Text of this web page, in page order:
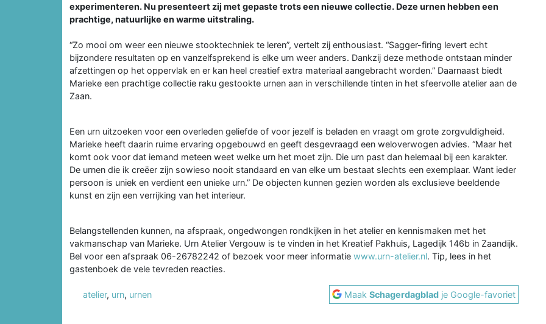
experimenteren. Nu presenteert zij met gepaste trots een nieuwe collectie. Deze urnen hebben een
prachtige, natuurlijke en warme uitstraling.
“Zo mooi om weer een nieuwe stooktechniek te leren”, vertelt zij enthousiast. “Sagger-firing levert echt
bijzondere resultaten op en vanzelfsprekend is elke urn weer anders. Dankzij deze methode ontstaan minder
afzettingen op het oppervlak en er kan heel creatief extra materiaal aangebracht worden.” Daarnaast biedt
Marieke een prachtige collectie raku gestookte urnen aan in verschillende tinten in het sfeervolle atelier aan de
Zaan.
Een urn uitzoeken voor een overleden geliefde of voor jezelf is beladen en vraagt om grote zorgvuldigheid.
Marieke heeft daarin ruime ervaring opgebouwd en geeft desgevraagd een weloverwogen advies. “Maar het
komt ook voor dat iemand meteen weet welke urn het moet zijn. Die urn past dan helemaal bij een karakter.
De urnen die ik creëer zijn sowieso nooit standaard en van elke urn bestaat slechts een exemplaar. Want ieder
persoon is uniek en verdient een unieke urn.” De objecten kunnen gezien worden als exclusieve beeldende
kunst en zijn een verrijking van het interieur.
Belangstellenden kunnen, na afspraak, ongedwongen rondkijken in het atelier en kennismaken met het
vakmanschap van Marieke. Urn Atelier Vergouw is te vinden in het Kreatief Pakhuis, Lagedijk 146b in Zaandijk.
Bel voor een afspraak 06-26782242 of bezoek voor meer informatie www.urn-atelier.nl. Tip, lees in het
gastenboek de vele tevreden reacties.
atelier, urn, urnen MaakSchagerdagblad je Google-favoriet